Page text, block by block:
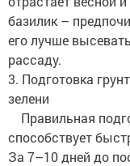
базилик –
его лучше
рассаду.
3. Подготовка
зелени
Правильная
способствует
За 7–10 дней до